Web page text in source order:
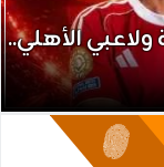
الأهلي..